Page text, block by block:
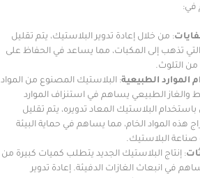
خلال إعادة تدوير البلاستيك، يتم تقليل
إلى المكبات، مما يساعد في الحفاظ على
الطبيعية : البلاستيك المصنوع من المواد
الطبيعي يساهم في استنزاف الموارد
المعاد تدويره، يتم تقليل
الخام، مما يساهم في حماية البيئة
البلاستيك الجديد يتطلب كميات كبيرة من
الغازات الدفيئة. إعادة تدوير